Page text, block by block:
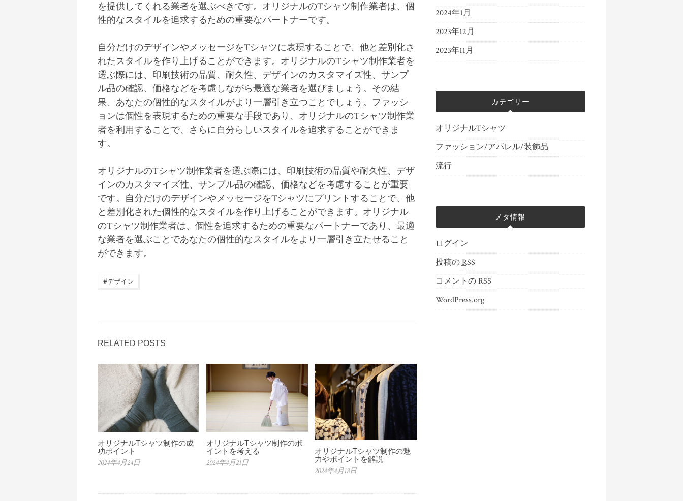
を提供してくれる業者を選ぶべきです。オリジナルのTシャツ制作業者は、個
性的なスタイルを追求するための重要なパートナーです。
自分だけのデザインやメッセージをTシャツに表現することで、他と差別化さ
れたスタイルを作り上げることができます。オリジナルのTシャツ制作業者を
選ぶ際には、印刷技術の品質、耐久性、デザインのカスタマイズ性、サンプ
ル品の確認、価格などを考慮しながら最適な業者を選びましょう。その結
果、あなたの個性的なスタイルがより一層引き立つことでしょう。ファッシ
ョンは個性を表現するための重要な手段であり、オリジナルのTシャツ制作業
者を利用することで、さらに自分らしいスタイルを追求することができま
す。
オリジナルのTシャツ制作業者を選ぶ際には、印刷技術の品質や耐久性、デザ
インのカスタマイズ性、サンプル品の確認、価格などを考慮することが重要
です。自分だけのデザインやメッセージをTシャツにプリントすることで、他
と差別化された個性的なスタイルを作り上げることができます。オリジナル
のTシャツ制作業者は、個性を追求するための重要なパートナーであり、最適
な業者を選ぶことであなたの個性的なスタイルをより一層引き立たせること
ができます。
#デザイン
RELATED POSTS
オリジナルTシャツ制作の成
功ポイント
2024年4月24日
オリジナルTシャツ制作のポ
イントを考える
2024年4月21日
オリジナルTシャツ制作の魅
力やポイントを解説
2024年4月18日
2024年1月
2023年12月
2023年11月
カテゴリー
オリジナルTシャツ
ファッション/アパレル/装飾品
流行
メタ情報
ログイン
投稿のRSS
コメントのRSS
WordPress.org